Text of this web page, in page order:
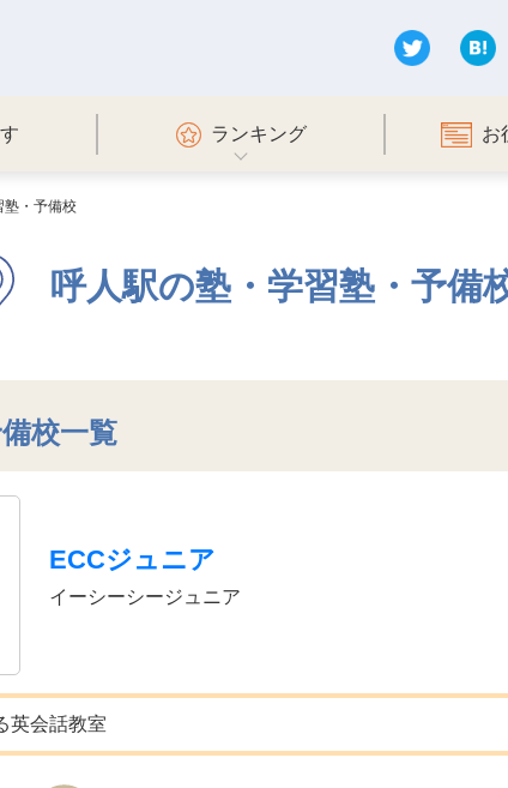
ランキング お
塾・予備校
呼人駅の塾・学習塾・予備
校一覧
ECCジュニア
イーシーシージュニア
英会話教室